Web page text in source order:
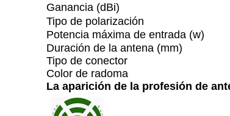
Ganancia (dBi)
Tipo de polarización
Potencia máxima de entrada (w)
Duración de la antena (mm)
Tipo de conector
Color de radoma
La aparición de la profesión de